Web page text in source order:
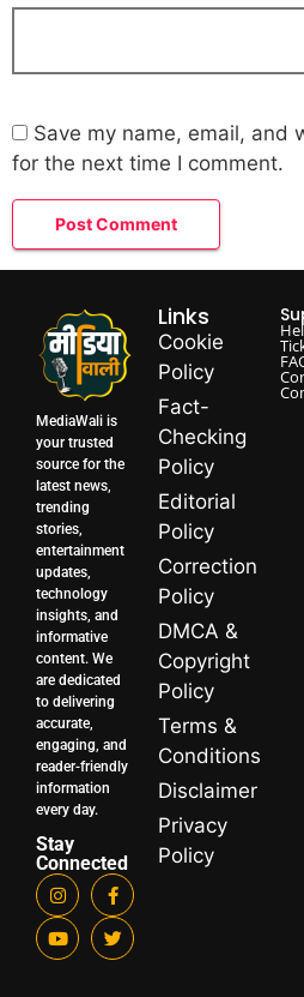
Save my name, email, and
for the next time I comment.
MediaWali is
your trusted
source for the
latest news,
trending
stories,
entertainment
updates,
technology
insights, and
informative
content. We
are dedicated
to delivering
accurate,
engaging, and
reader-friendly
information
every day.
Stay
Connected
Links
Cookie
Policy
Fact-
Checking
Policy
Editorial
Policy
Correction
Policy
DMCA &
Copyright
Policy
Terms &
Conditions
Disclaimer
Privacy
Policy